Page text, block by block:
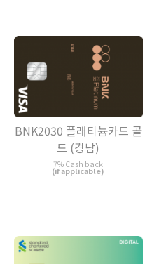
BNK2030 플래티늄카드 골
드 (경남)
7% Cash back
(if applicable)